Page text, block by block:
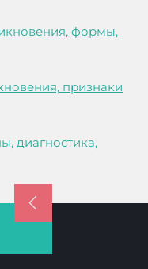
формы,
признаки
диагностика,